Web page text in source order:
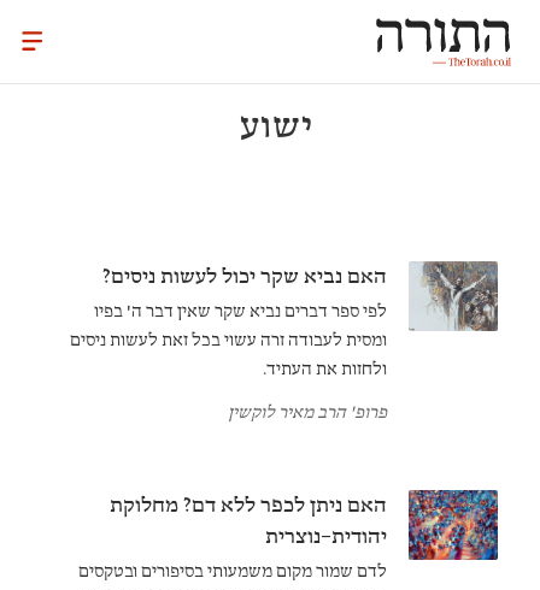
ישוע
האם נביא שקר יכול לעשות ניסים?
לפי ספר דברים נביא שקר שאין דבר ה' בפיו
ומסית לעבודה זרה עשוי בכל זאת לעשות ניסים
ולחזות את העתיד.
פרופ' הרב מאיר לוקשין
האם ניתן לכפר ללא דם? מחלוקת
יהודית–נוצרית
לדם שמור מקום משמעותי בסיפורים ובטקסים